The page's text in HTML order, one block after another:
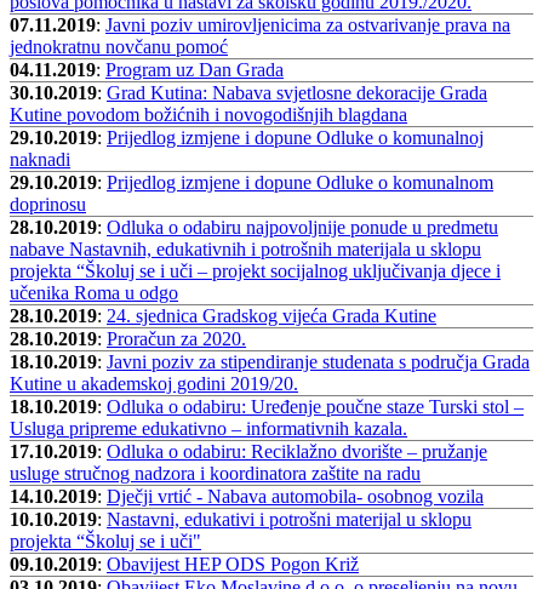
07.11.2019: Javni poziv umirovljenicima za ostvarivanje prava na
jednokratnu novčanu pomoć
04.11.2019: Program uz Dan Grada
30.10.2019: Grad Kutina: Nabava svjetlosne dekoracije Grada
Kutine povodom božićnih i novogodišnjih blagdana
29.10.2019: Prijedlog izmjene i dopune Odluke o komunalnoj
naknadi
29.10.2019: Prijedlog izmjene i dopune Odluke o komunalnom
doprinosu
28.10.2019: Odluka o odabiru najpovoljnije ponude u predmetu
nabave Nastavnih, edukativnih i potrošnih materijala u sklopu
projekta “Školuj se i uči – projekt socijalnog uključivanja djece i
učenika Roma u odgo
28.10.2019: 24. sjednica Gradskog vijeća Grada Kutine
28.10.2019: Proračun za 2020.
18.10.2019: Javni poziv za stipendiranje studenata s područja Grada
Kutine u akademskoj godini 2019/20.
18.10.2019: Odluka o odabiru: Uređenje poučne staze Turski stol –
Usluga pripreme edukativno – informativnih kazala.
17.10.2019: Odluka o odabiru: Reciklažno dvorište – pružanje
usluge stručnog nadzora i koordinatora zaštite na radu
14.10.2019: Dječji vrtić - Nabava automobila- osobnog vozila
10.10.2019: Nastavni, edukativi i potrošni materijal u sklopu
projekta “Školuj se i uči"
09.10.2019: Obavijest HEP ODS Pogon Križ